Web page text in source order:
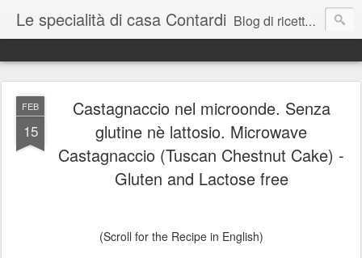
Le specialità di casa Contardi Blog di ricette da tutto il mondo con un occhio alla linea e alla salute. Recipes from around the world good for your health and waistline.
FEB
15
Castagnaccio nel microonde. Senza
glutine nè lattosio. Microwave
Castagnaccio (Tuscan Chestnut Cake) -
Gluten and Lactose free
(Scroll for the Recipe in English)